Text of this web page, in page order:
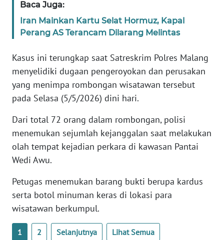
Baca Juga:
Iran Mainkan Kartu Selat Hormuz, Kapal
Perang AS Terancam Dilarang Melintas
Kasus ini terungkap saat Satreskrim Polres Malang
menyelidiki dugaan pengeroyokan dan perusakan
yang menimpa rombongan wisatawan tersebut
pada Selasa (5/5/2026) dini hari.
Dari total 72 orang dalam rombongan, polisi
menemukan sejumlah kejanggalan saat melakukan
olah tempat kejadian perkara di kawasan Pantai
Wedi Awu.
Petugas menemukan barang bukti berupa kardus
serta botol minuman keras di lokasi para
wisatawan berkumpul.
1 2 Selanjutnya Lihat Semua
WN
BANTEN
WN
NTT
WN
WN
PAPUA
PAPUA
BARAT
RIAU